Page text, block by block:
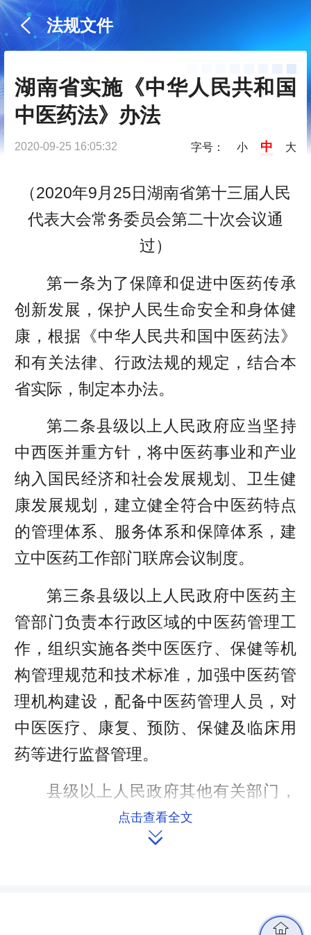
法规文件
湖南省实施《中华人民共和国
中医药法》办法
2020-09-25 16:05:32 字号： 小 中 大
（2020年9月25日湖南省第十三届人民
代表大会常务委员会第二十次会议通
过）
第一条为了保障和促进中医药传承
创新发展，保护人民生命安全和身体健
康，根据《中华人民共和国中医药法》
和有关法律、行政法规的规定，结合本
省实际，制定本办法。
第二条县级以上人民政府应当坚持
中西医并重方针，将中医药事业和产业
纳入国民经济和社会发展规划、卫生健
康发展规划，建立健全符合中医药特点
的管理体系、服务体系和保障体系，建
立中医药工作部门联席会议制度。
第三条县级以上人民政府中医药主
管部门负责本行政区域的中医药管理工
作，组织实施各类中医医疗、保健等机
构管理规范和技术标准，加强中医药管
理机构建设，配备中医药管理人员，对
中医医疗、康复、预防、保健及临床用
药等进行监督管理。
县级以上人民政府其他有关部门，
按照各自职责做好与中医药管理有关的
点击查看全文
